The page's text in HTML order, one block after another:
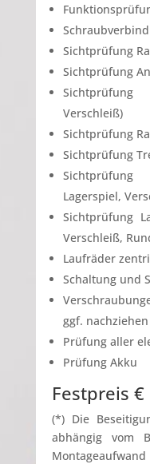
Sichtprüfung
Sichtprüfung
Verschleiß)
Sichtprüfung
Sichtprüfung
Lagerspiel,
Sichtprüfung
Verschleiß,
Laufräder
Schaltung und
ggf. nachziehen
Prüfung aller
Prüfung Akku
Festpreis
(*) Die
abhängig vom